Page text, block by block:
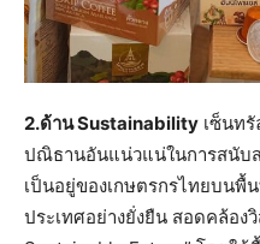
2.ด้าน Sustainability เซ็นท
ปณิธานอันแน่วแน่ในการสนับ
เป็นอยู่ของเกษตรกรไทยบนพื้
ประเทศอย่างยั่งยืน สอดคล้อง